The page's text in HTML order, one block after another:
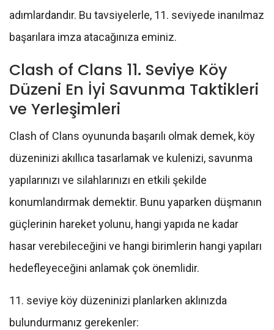
adımlardandır. Bu tavsiyelerle, 11. seviyede inanılmaz
başarılara imza atacağınıza eminiz.
Clash of Clans 11. Seviye Köy
Düzeni En İyi Savunma Taktikleri
ve Yerleşimleri
Clash of Clans oyununda başarılı olmak demek, köy
düzeninizi akıllıca tasarlamak ve kulenizi, savunma
yapılarınızı ve silahlarınızı en etkili şekilde
konumlandırmak demektir. Bunu yaparken düşmanın
güçlerinin hareket yolunu, hangi yapıda ne kadar
hasar verebileceğini ve hangi birimlerin hangi yapıları
hedefleyeceğini anlamak çok önemlidir.
11. seviye köy düzeninizi planlarken aklınızda
bulundurmanız gerekenler: